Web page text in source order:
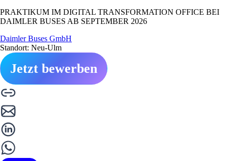
PRAKTIKUM IM DIGITAL TRANSFORMATION OFFICE BEI
DAIMLER BUSES AB SEPTEMBER 2026
Daimler Buses GmbH
Standort: Neu-Ulm
Jetzt bewerben